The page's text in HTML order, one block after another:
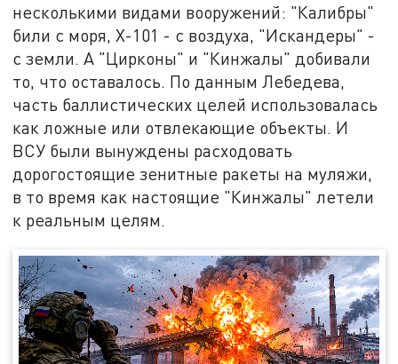
несколькими видами вооружений: "Калибры"
били с моря, Х-101 - с воздуха, "Искандеры" -
с земли. А "Цирконы" и "Кинжалы" добивали
то, что оставалось. По данным Лебедева,
часть баллистических целей использовалась
как ложные или отвлекающие объекты. И
ВСУ были вынуждены расходовать
дорогостоящие зенитные ракеты на муляжи,
в то время как настоящие "Кинжалы" летели
к реальным целям.